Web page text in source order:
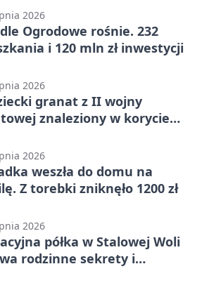
2026
Ogrodowe rośnie. 232
i 120 mln zł inwestycji
2026
granat z II wojny
znaleziony w korycie
2026
weszła do domu na
Z torebki zniknęło 1200 zł
2026
półka w Stalowej Woli
rodzinne sekrety i